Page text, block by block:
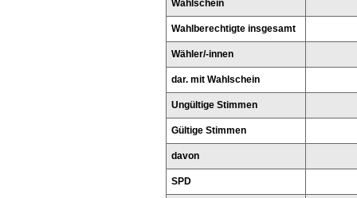
Wahlschein
Wahlberechtigte insgesamt
Wähler/-innen
dar. mit Wahlschein
Ungültige Stimmen
Gültige Stimmen
davon
SPD